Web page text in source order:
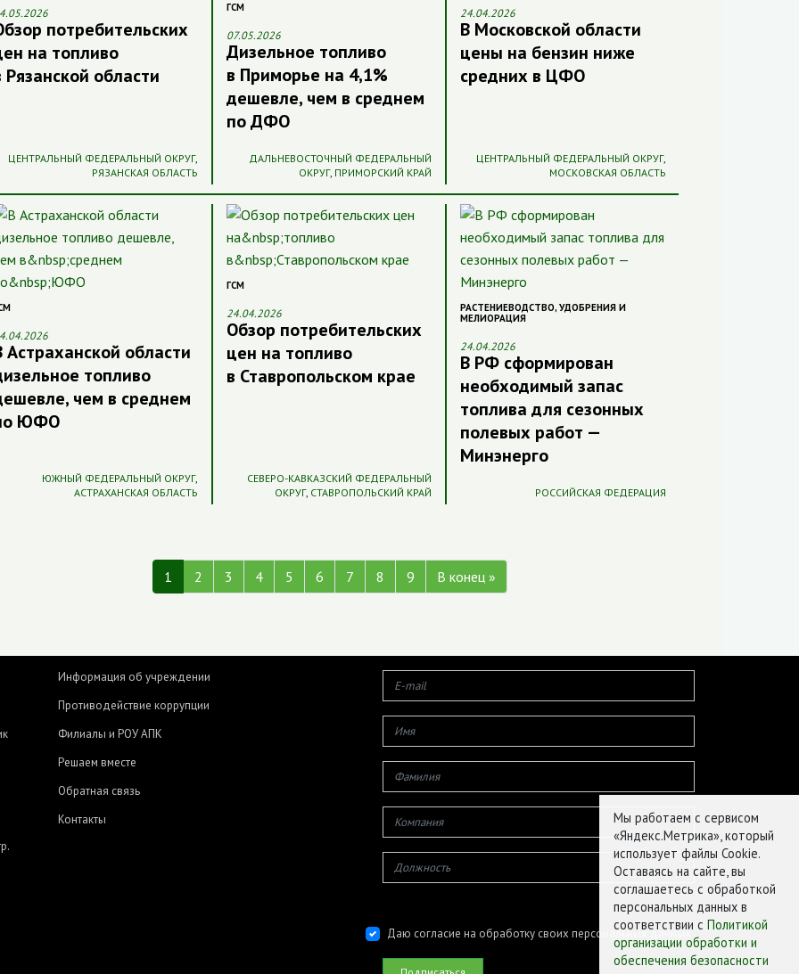
потребительских
на топливо
Рязанской области
ЦЕНТРАЛЬНЫЙ ФЕДЕРАЛЬНЫЙ ОКРУГ,
РЯЗАНСКАЯ ОБЛАСТЬ
ГСМ
07.05.2026
Дизельное топливо
в Приморье на 4,1%
дешевле, чем в среднем
по ДФО
ДАЛЬНЕВОСТОЧНЫЙ ФЕДЕРАЛЬНЫЙ
ОКРУГ, ПРИМОРСКИЙ КРАЙ
24.04.2026
В Московской области
цены на бензин ниже
средних в ЦФО
ЦЕНТРАЛЬНЫЙ ФЕДЕРАЛЬНЫЙ ОКРУГ,
МОСКОВСКАЯ ОБЛАСТЬ
Астраханской области
топливо
чем в среднем
ЮФО
ЮЖНЫЙ ФЕДЕРАЛЬНЫЙ ОКРУГ,
АСТРАХАНСКАЯ ОБЛАСТЬ
ГСМ
24.04.2026
Обзор потребительских
цен на топливо
в Ставропольском крае
СЕВЕРО-КАВКАЗСКИЙ ФЕДЕРАЛЬНЫЙ
ОКРУГ, СТАВРОПОЛЬСКИЙ КРАЙ
РАСТЕНИЕВОДСТВО,УДОБРЕНИЯ И
МЕЛИОРАЦИЯ
24.04.2026
В РФ сформирован
необходимый запас
топлива для сезонных
полевых работ —
Минэнерго
РОССИЙСКАЯ ФЕДЕРАЦИЯ
1 2 3 4 5 6 7 8 9 В конец »
Информация об учреждении
Противодействие коррупции
Филиалы и РОУ АПК
Решаем вместе
Обратная связь
Контакты
Даю согласие на обработку своих персональных данных
Мы работаем с сервисом
«Яндекс.Метрика», который
использует файлы Cookie.
Оставаясь на сайте, вы
соглашаетесь с обработкой
персональных данных в
соответствии с Политикой
организации обработки и
обеспечения безопасности